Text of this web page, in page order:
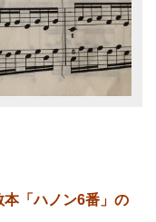
本「ハノン6番」の